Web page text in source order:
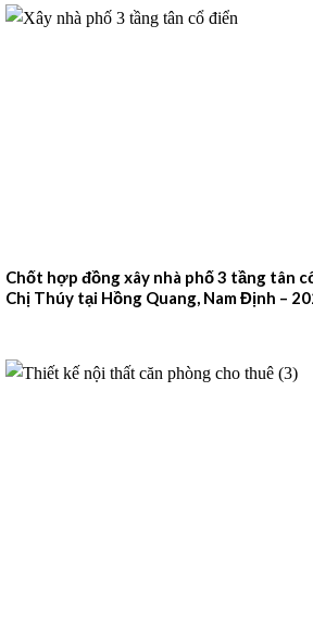
Chốt hợp đồng xây nhà phố 3 tầng tân
Chị Thúy tại Hồng Quang, Nam Định –